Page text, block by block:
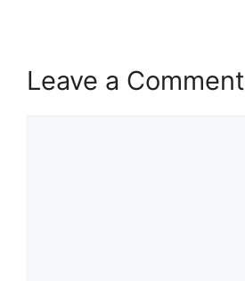
Leave a Comment